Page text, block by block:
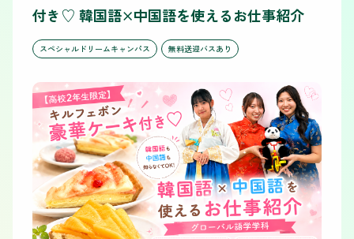
付き♡ 韓国語×中国語を使えるお仕事紹介
スペシャルドリームキャンパス 無料送迎バスあり